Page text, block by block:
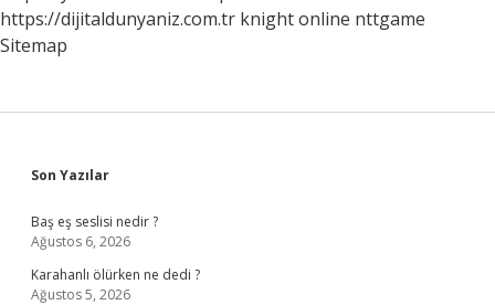
https://dijitaldunyaniz.com.tr knight online nttgame
Sitemap
Sidebar
Son Yazılar
Baş eş seslisi nedir ?
Ağustos 6, 2026
Karahanlı ölürken ne dedi ?
Ağustos 5, 2026